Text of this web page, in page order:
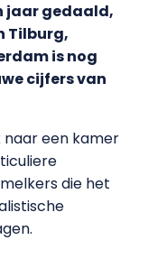
jaar gedaald,
Tilburg,
is nog
cijfers van
naar een kamer
die het